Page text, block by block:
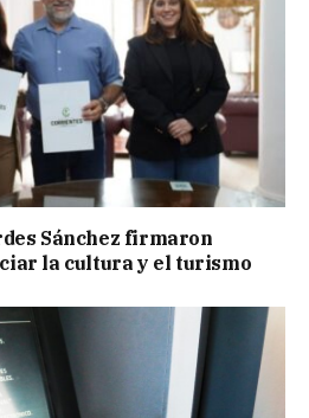
Sánchez firmaron
la cultura y el turismo